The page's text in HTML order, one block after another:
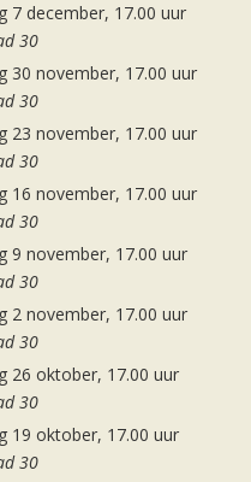
7 december, 17.00 uur
30
30 november, 17.00 uur
30
23 november, 17.00 uur
30
16 november, 17.00 uur
30
9 november, 17.00 uur
30
2 november, 17.00 uur
30
26 oktober, 17.00 uur
30
19 oktober, 17.00 uur
30